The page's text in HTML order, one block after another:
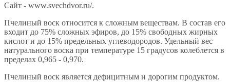
Сайт - www.svechdvor.ru/.
Пчелиный воск относится к сложным веществам. В состав его
входит до 75% сложных эфиров, до 15% свободных жирных
кислот и до 15% предельных углеводородов. Удельный вес
натурального воска при температуре 15 градусов колеблется в
пределах 0,965 - 0,970.
Пчелиный воск является дефицитным и дорогим продуктом.